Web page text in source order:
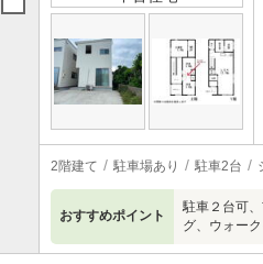
2階建て 駐車場あり 駐車2台
おすすめポイント
駐車２台可
グ、ウォー